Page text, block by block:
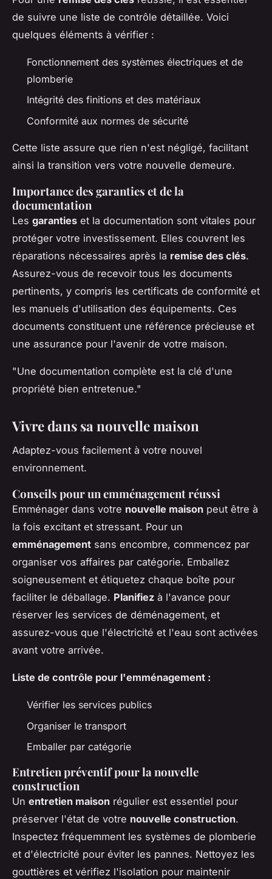
de suivre une liste de contrôle détaillée. Voici
quelques éléments à vérifier :
Fonctionnement des systèmes électriques et de
plomberie
Intégrité des finitions et des matériaux
Conformité aux normes de sécurité
Cette liste assure que rien n'est négligé, facilitant
ainsi la transition vers votre nouvelle demeure.
Importance des garanties et de la
documentation
Les garanties et la documentation sont vitales pour
protéger votre investissement. Elles couvrent les
réparations nécessaires après la remise des clés.
Assurez-vous de recevoir tous les documents
pertinents, y compris les certificats de conformité et
les manuels d'utilisation des équipements. Ces
documents constituent une référence précieuse et
une assurance pour l'avenir de votre maison.
"Une documentation complète est la clé d'une
propriété bien entretenue."
Vivre dans sa nouvelle maison
Adaptez-vous facilement à votre nouvel
environnement.
Conseils pour un emménagement réussi
Emménager dans votre nouvelle maison peut être à
la fois excitant et stressant. Pour un
emménagement sans encombre, commencez par
organiser vos affaires par catégorie. Emballez
soigneusement et étiquetez chaque boîte pour
faciliter le déballage. Planifiez à l'avance pour
réserver les services de déménagement, et
assurez-vous que l'électricité et l'eau sont activées
avant votre arrivée.
Liste de contrôle pour l'emménagement :
Vérifier les services publics
Organiser le transport
Emballer par catégorie
Entretien préventif pour la nouvelle
construction
Un entretien maison régulier est essentiel pour
préserver l'état de votre nouvelle construction.
Inspectez fréquemment les systèmes de plomberie
et d'électricité pour éviter les pannes. Nettoyez les
gouttières et vérifiez l'isolation pour maintenir